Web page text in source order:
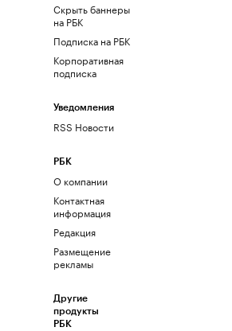
Скрыть баннеры
на РБК
Подписка на РБК
Корпоративная
подписка
Уведомления
RSS Новости
РБК
О компании
Контактная
информация
Редакция
Размещение
рекламы
Другие
продукты
РБК